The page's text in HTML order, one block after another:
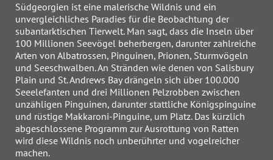
Südgeorgien ist eine malerische Wildnis und ein
unvergleichliches Paradies für die Beobachtung der
subantarktischen Tierwelt. Man sagt, dass die Inseln über
100 Millionen Seevögel beherbergen, darunter zahlreiche
Arten von Albatrossen, Pinguinen, Prionen, Sturmvögeln
und Seeschwalben. An Stränden wie denen von Salisbury
Plain und St. Andrews Bay drängeln sich über 100.000
Seeelefanten und drei Millionen Pelzrobben zwischen
unzähligen Pinguinen, darunter stattliche Königspinguine
und rüstige Makkaroni-Pinguine, um Platz. Das kürzlich
abgeschlossene Programm zur Ausrottung von Ratten
wird diese Wildnis noch unberührter und vogelreicher
machen.